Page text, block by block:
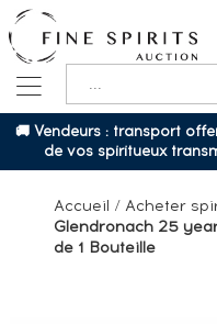
🚚 Vendeurs : transport
de vos spiritueux
Accueil / Acheter
Glendronach 25
de 1 Bouteille